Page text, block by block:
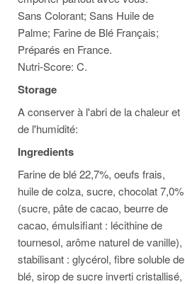
Sans Colorant; Sans Huile de
Palme; Farine de Blé Français;
Préparés en France.
Nutri-Score: C.
Storage
A conserver à l'abri de la chaleur et
de l'humidité:
Ingredients
Farine de blé 22,7%, oeufs frais,
huile de colza, sucre, chocolat 7,0%
(sucre, pâte de cacao, beurre de
cacao, émulsifiant : lécithine de
tournesol, arôme naturel de vanille),
stabilisant : glycérol, fibre soluble de
blé, sirop de sucre inverti cristallisé,